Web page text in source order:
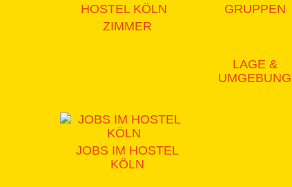
ZIMMER
GRUPPEN
LAGE &
UMGEBUNG
JOBS IM HOSTEL
KÖLN